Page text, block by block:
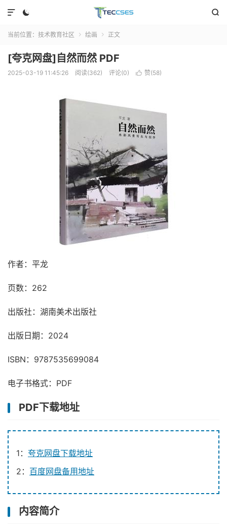
 

当前位置： 技术教育社区  绘画  正文
[夸克网盘]自然而然 PDF
2025-03-19 11:45:26 阅读(362) 评论(0)  赞(58)
作者：平龙
页数：262
出版社：湖南美术出版社
出版日期：2024
ISBN：9787535699084
电子书格式：PDF
PDF下载地址
1： 夸克网盘下载地址
2： 百度网盘备用地址
内容简介